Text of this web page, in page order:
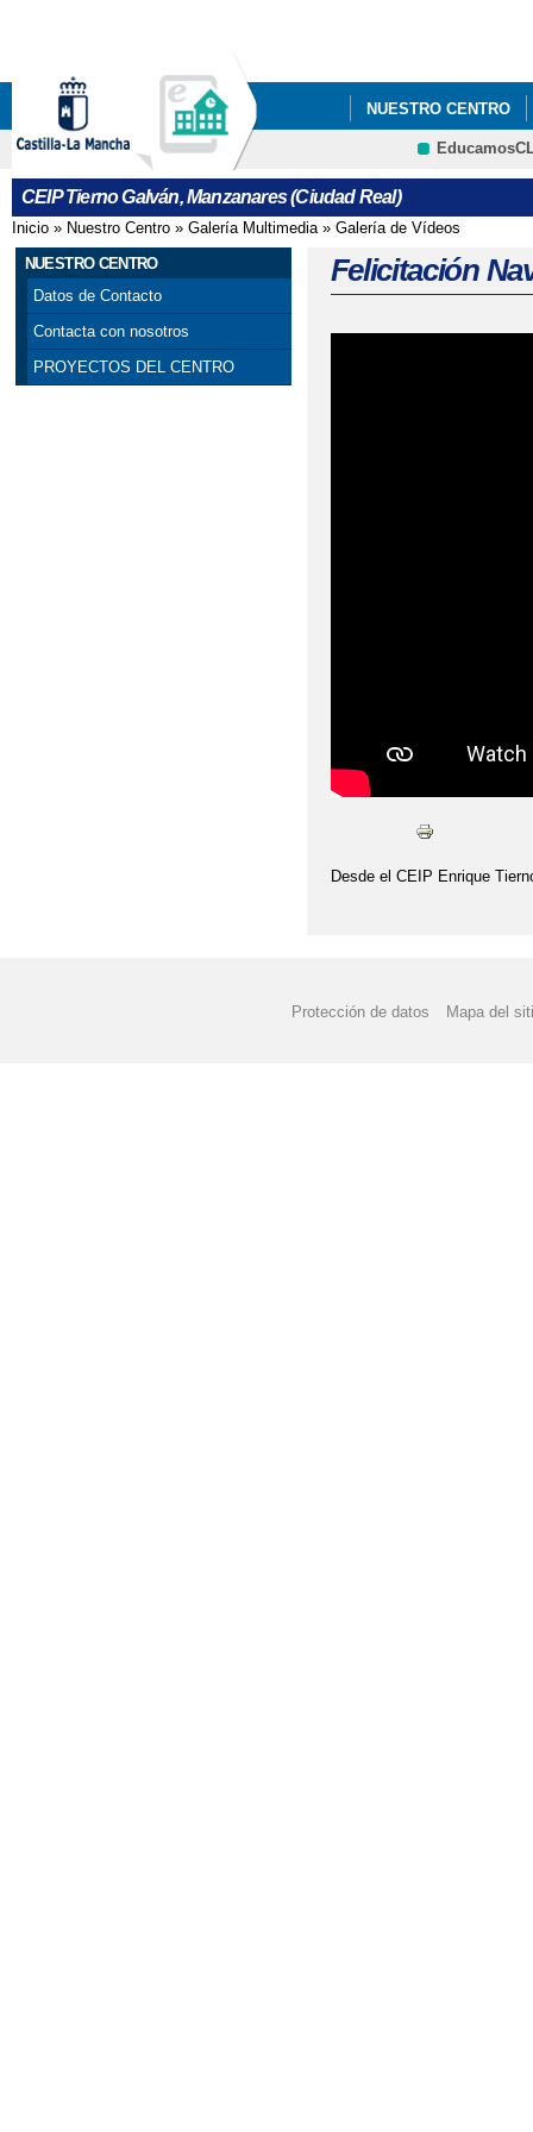
NUESTRO CENTRO
SERVICIOS
GUÍA DE FAMILIAS
JORNADAS DE
CEIP Tierno Galván, Manzanares (Ciudad Real)
Se encuentra usted aquí
Inicio » Nuestro Centro » Galería Multimedia» Galería de Vídeos
NUESTRO CENTRO
Datos de Contacto
Contacta con nosotros
PROYECTOS DEL CENTRO
Felicitación
Desde el CEIP Enrique
Protección de datos Mapa del